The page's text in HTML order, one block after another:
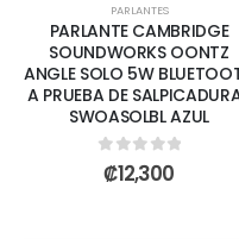
PARLANTES
PARLANTE CAMBRIDGE
SOUNDWORKS OONTZ
ANGLE SOLO 5W
A PRUEBA DE
SWOASOLBL AZUL
0out of 5
₡12,300